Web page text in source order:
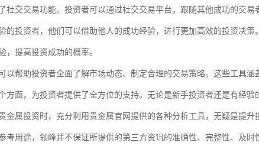
社交交易功能。投资者可以通过社交交易平台，跟随其他成功的交易
的投资者，他们可以借助他人的成功经验，进行更加高效的投资决
，提高投资成功的概率。
以帮助投资者全面了解市场动态、制定合理的交易策略。这些工具
面，为投资者提供了全方位的支持。无论是新手投资者还是有经验
属投资时，充分利用贵金属官网提供的各种分析工具，无疑是提升
考用途，领峰并不保证所提供的第三方资讯的准确性、完整性、及时